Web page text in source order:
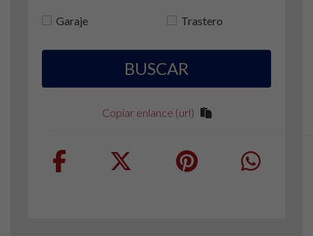
Garaje Trastero
BUSCAR
Copiar enlance (url)